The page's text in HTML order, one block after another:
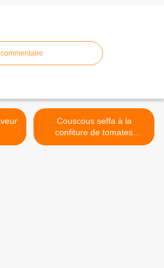
Couscous seffa à la
confiture de tomates
"maticha maasla" >